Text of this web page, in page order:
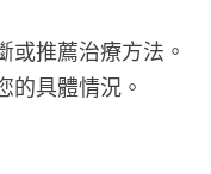
或推薦治療方法。
的具體情況。